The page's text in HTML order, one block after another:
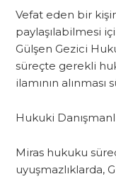
Vefat eden bir
paylaşılabilmesi
Gülşen Gezici
süreçte gerekli
ilamının
Hukuki
Miras hukuku
uyuşmazlıklarda,